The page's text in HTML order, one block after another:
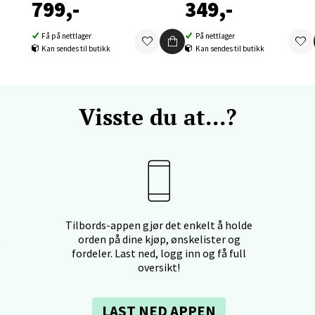
799,-
Få på nettlager
Kan sendes til butikk
349,-
På nettlager
Kan sendes til butikk
Visste du at...?
Tilbords-appen gjør det enkelt å holde
orden på dine kjøp, ønskelister og
fordeler. Last ned, logg inn og få full
oversikt!
- Thon Senter Sandvika
7, 1338 Sandvika
10-21